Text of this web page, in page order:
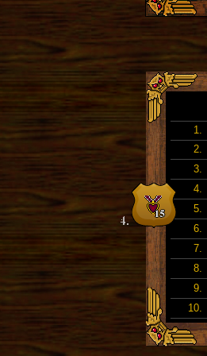
1.
2.
3.
4.
5.
6.
7.
8.
9.
10.